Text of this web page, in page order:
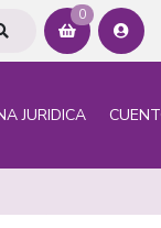
0
JURIDICA